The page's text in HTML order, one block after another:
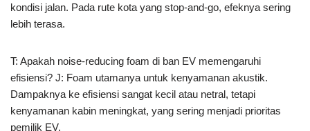
kondisi jalan. Pada rute kota yang stop-and-go, efeknya sering
lebih terasa.
T: Apakah noise-reducing foam di ban EV memengaruhi
efisiensi? J: Foam utamanya untuk kenyamanan akustik.
Dampaknya ke efisiensi sangat kecil atau netral, tetapi
kenyamanan kabin meningkat, yang sering menjadi prioritas
pemilik EV.